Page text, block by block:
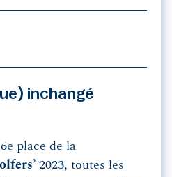
inchangé
place de la
2023, toutes les